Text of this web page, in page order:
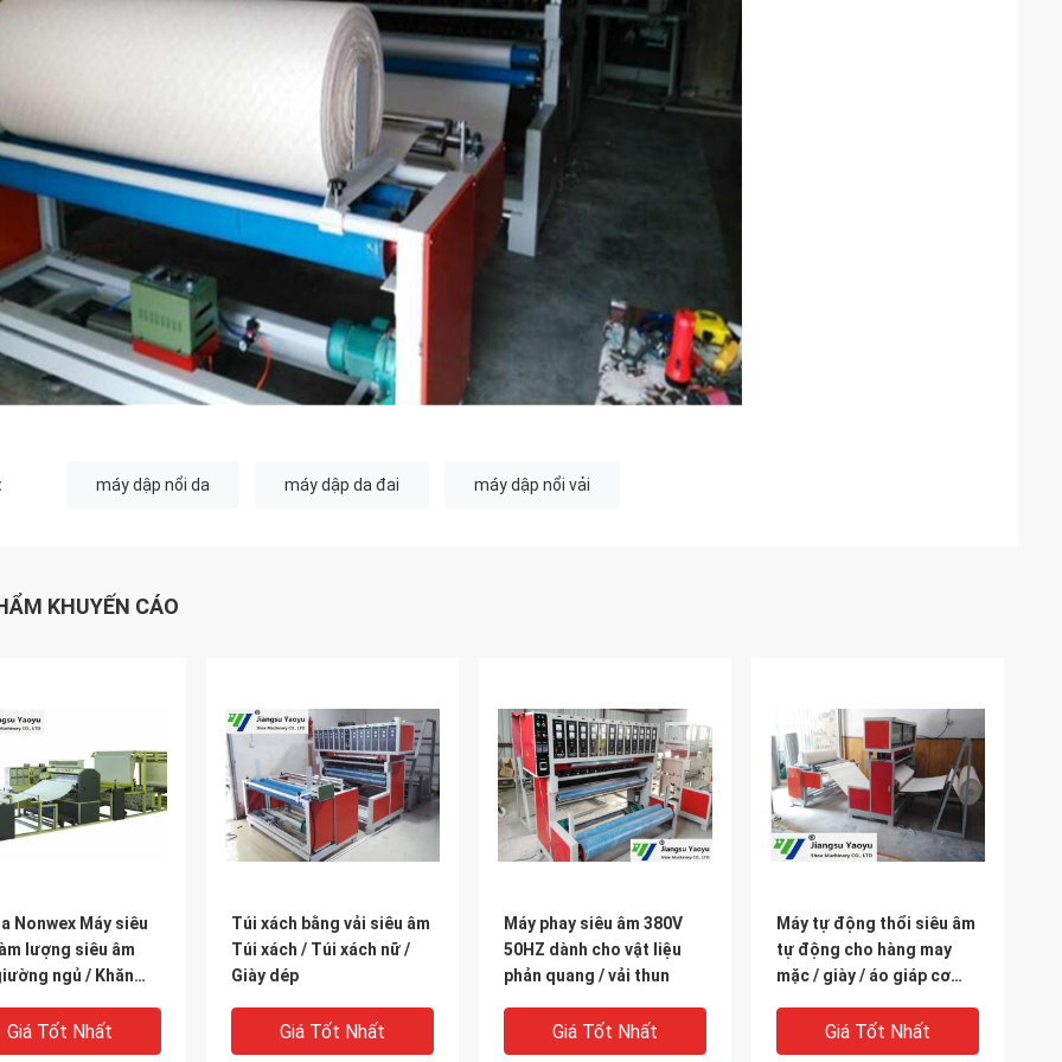
máy dập nổi da máy dập da đai máy dập nổi vải
KHUYẾN CÁO
Nonwex Máy siêu
lượng siêu âm
ngủ / Khăn
Giá Tốt Nhất
Túi xách bằng vải siêu âm
Túi xách / Túi xách nữ /
Giày dép
Giá Tốt Nhất
Máy phay siêu âm 380V
50HZ dành cho vật liệu
phản quang / vải thun
Giá Tốt Nhất
Máy tự động thổi siêu âm
tự động cho hàng may
mặc / giày / áo giáp cơ
Giá Tốt Nhất